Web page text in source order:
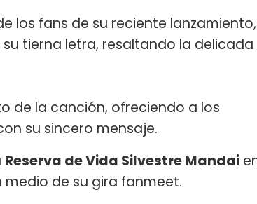
los fans de su reciente lanzamiento,
tierna letra, resaltando la delicada
de la canción, ofreciendo a los
su sincero mensaje.
Reserva de Vida Silvestre Mandai
medio de su gira fanmeet.